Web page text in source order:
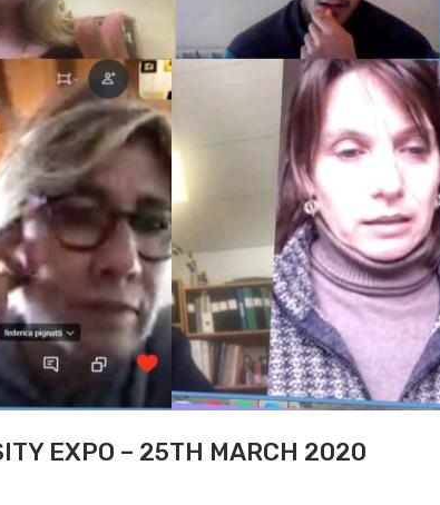
EXPO – 25TH MARCH 2020